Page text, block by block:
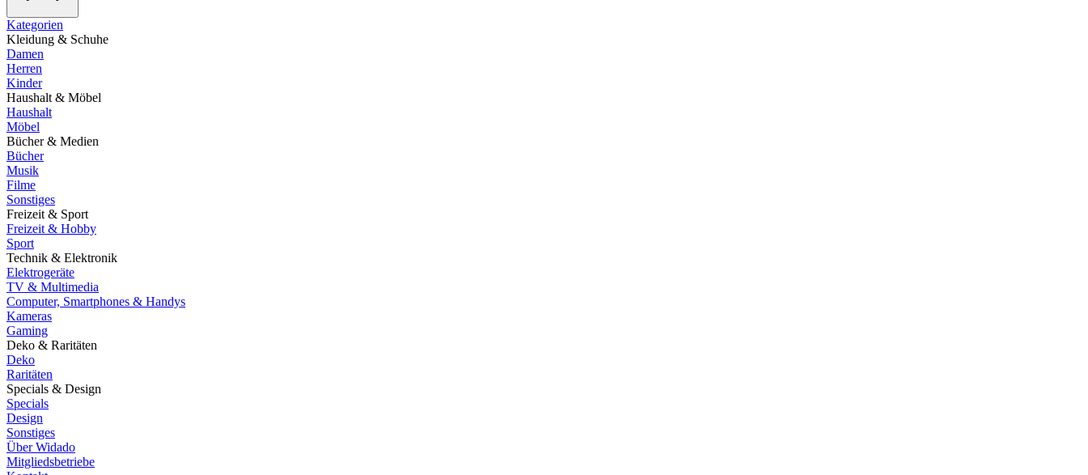
Kategorien
Kleidung & Schuhe
Damen
Herren
Kinder
Haushalt & Möbel
Haushalt
Möbel
Bücher & Medien
Bücher
Musik
Filme
Sonstiges
Freizeit & Sport
Freizeit & Hobby
Sport
Technik & Elektronik
Elektrogeräte
TV & Multimedia
Computer, Smartphones & Handys
Kameras
Gaming
Deko & Raritäten
Deko
Raritäten
Specials & Design
Specials
Design
Sonstiges
Über Widado
Mitgliedsbetriebe